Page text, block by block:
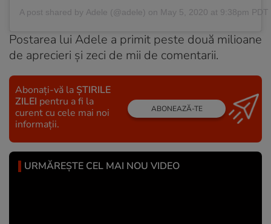
A post shared by Adele (@adele) on May 5, 2020 at 9:38pm PDT
Postarea lui Adele a primit peste două milioane
de aprecieri şi zeci de mii de comentarii.
Abonați-vă la ȘTIRILE
ZILEI pentru a fi la
curent cu cele mai noi
informații.
ABONEAZĂ-TE
URMĂREȘTE CEL MAI NOU VIDEO